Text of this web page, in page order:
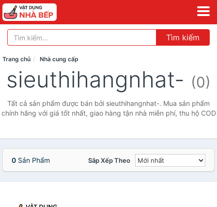
Tìm kiếm
Trang chủ Nhà cung cấp
sieuthihangnhat- (0)
Tất cả sản phẩm được bán bởi sieuthihangnhat-. Mua sản phẩm
chính hãng với giá tốt nhất, giao hàng tận nhà miễn phí, thu hộ COD
0 Sản Phẩm Sắp Xếp Theo